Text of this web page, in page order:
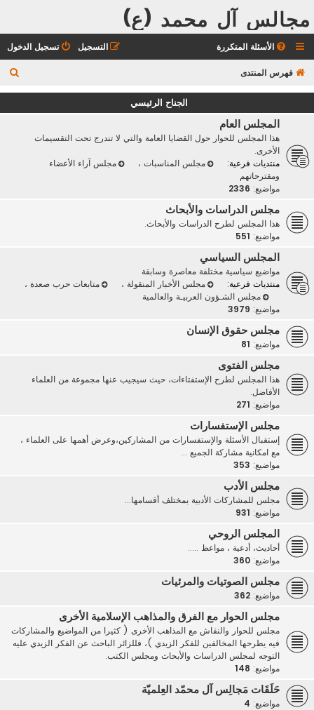
مجالس آل محمد (ع)
الأسئلة المتكررة تسجيل الدخول التسجيل
فهرس المنتدى
ح
الجناح الرئيسي
المجلس العام
هذا المجلس للحوار حول القضايا العامة والتي لا تندرج تحت التقسيمات
الأخرى.
منتديات فرعية:
مجلس المناسبات ،
مجلس آراء الأعضاء
ومقترحاتهم
مواضيع: 2336
مجلس الدراسات والأبحاث
هذا المجلس لطرح الدراسات والأبحاث.
مواضيع: 551
المجلس السياسي
مواضيع سياسية مختلفة معاصرة وسابقة
منتديات فرعية:
مجلس الأخبار المنقولة ، متابعات حرب صعدة ،
مجلس الشـؤون العربيـة والعالمية
مواضيع: 3979
مجلس حقوق الإنسان
مواضيع: 81
مجلس الفتوى
هذا المجلس لطرح الإستفتاءات، حيث سيجيب عنها مجموعة من العلماء
الأفاضل.
مواضيع: 271
مجلس الإستفسارات
إستقبال الأسئلة والإستفسارات من المشاركين،وعرض أهمها على العلماء ،
مع امكانية مشاركة الجميع ...
مواضيع: 353
مجلس الأدب
مجلس للمشاركات الأدبية بمختلف أقسامها...
مواضيع: 931
المجلس الروحي
أحاديث، أدعية ، مواعظ .....
مواضيع: 360
مجلس الصوتيات والمرئيات
مواضيع: 362
مجلس الحوار مع الفرق والمذاهب الإسلامية الأخرى
مجلس للحوار والنقاش مع المذاهب الأخرى ( كثيرا من المواضيع والمشاركات
فيه يطرحها المخالفين للفكر الزيدي )، فللزائر الباحث عن الفكر الزيدي عليه
التوجه لمجلس الدراسات والأبحاث ومجلس الكتب.
مواضيع: 148
حَلَقَات مَجالِس آل محمّد العِلميّة
مواضيع: 4